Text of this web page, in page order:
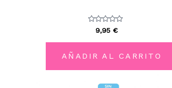
Valorado
con
0
5
9,95 €
AÑADIR AL CARRITO